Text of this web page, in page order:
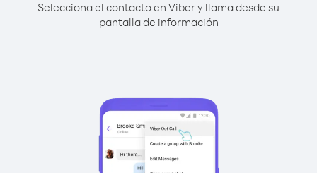
Selecciona el contacto en Viber y llama desde su
pantalla de información